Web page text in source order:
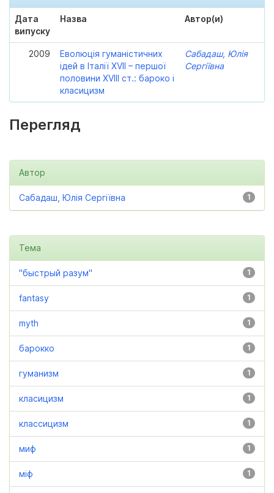
Дата
випуску
Назва Автор(и)
2009
Еволюція гуманістичних
ідей в Італії XVII – першої
половини XVIII ст.: бароко і
класицизм
Сабадаш, Юлія
Сергіївна
Перегляд
Автор
1
Сабадаш, Юлія Сергіївна
Тема
1
"быстрый разум"
1
fantasy
1
myth
1
барокко
1
гуманизм
1
класицизм
1
классицизм
1
миф
1
міф